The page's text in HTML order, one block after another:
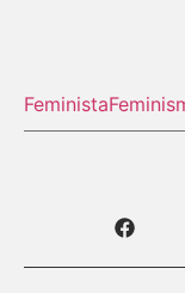
Feminista